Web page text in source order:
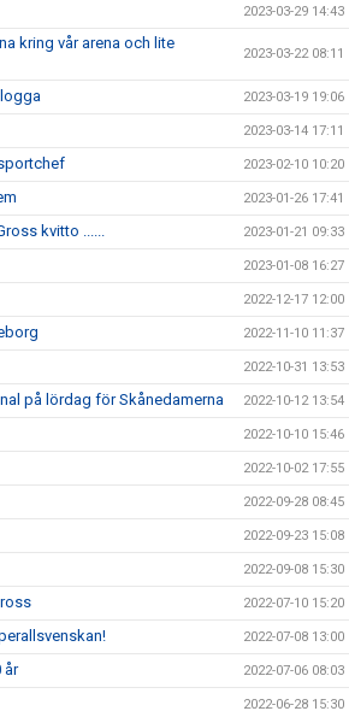
2023-03-29 14:43
kring vår arena och lite
2023-03-22 08:11
2023-03-19 19:06
2023-03-14 17:11
2023-02-10 10:20
2023-01-26 17:41
kvitto ...... 2023-01-21 09:33
2023-01-08 16:27
2022-12-17 12:00
2022-11-10 11:37
2022-10-31 13:53
på lördag för Skånedamerna 2022-10-12 13:54
2022-10-10 15:46
2022-10-02 17:55
2022-09-28 08:45
2022-09-23 15:08
2022-09-08 15:30
2022-07-10 15:20
2022-07-08 13:00
år 2022-07-06 08:03
2022-06-28 15:30